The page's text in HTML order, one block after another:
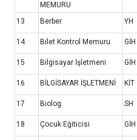
MEMURU
13 Berber YH
14 Bilet Kontrol Memuru GİH
15 Bilgisayar İşletmeni GİH
16 BİLGİSAYAR İŞLETMENİ KİT
17 Biolog SH
18 Çocuk Eğiticisi GİH